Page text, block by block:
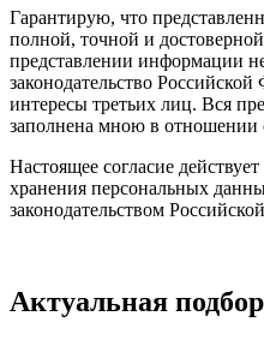
Гарантирую, что
полной, точной и
представлении информации
законодательство
интересы третьих лиц. Вся
заполнена мною в отношении
Настоящее согласие
хранения персональных
законодательством
Актуальная